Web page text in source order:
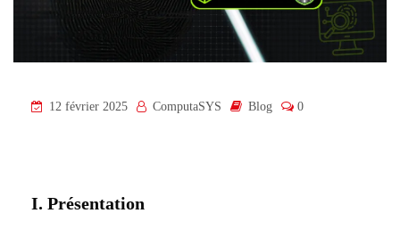
12 février 2025 ComputaSYS Blog 0
I. Présentation